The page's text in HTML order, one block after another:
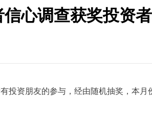
心调查获奖投资
投资朋友的参与，经由随机抽奖，本月